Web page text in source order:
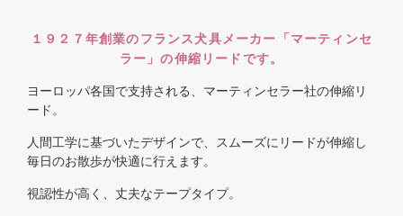
１９２７年創業のフランス犬具メーカー「マーティンセ
ラー」の伸縮リードです。
ヨーロッパ各国で支持される、マーティンセラー社の伸縮リ
ード。
人間工学に基づいたデザインで、スムーズにリードが伸縮し
毎日のお散歩が快適に行えます。
視認性が高く、丈夫なテープタイプ。